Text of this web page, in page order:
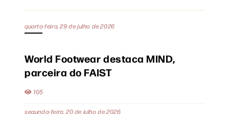
quarta-feira, 29 de julho de 2026
World Footwear destaca MIND,
parceira do FAIST
105
segunda-feira, 20 de julho de 2026